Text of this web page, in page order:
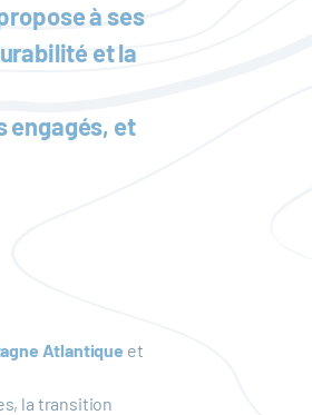
à ses
et la
engagés, et
Atlantique et
la transition